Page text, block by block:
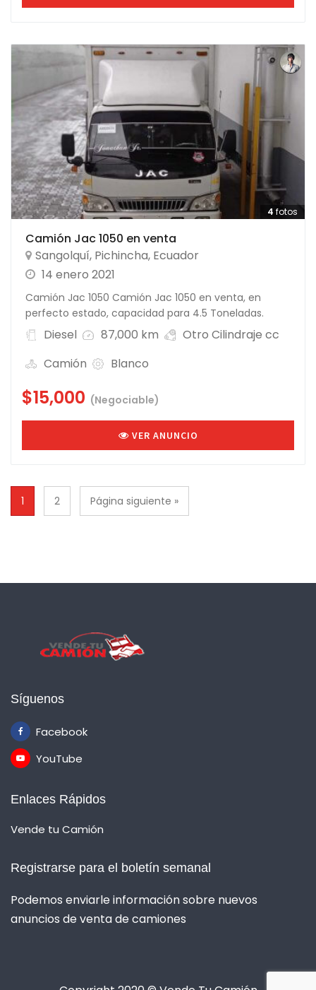
4 fotos
Camión Jac 1050 en venta
Sangolquí, Pichincha, Ecuador
14 enero 2021
Camión Jac 1050 Camión Jac 1050 en venta, en
perfecto estado, capacidad para 4.5 Toneladas.
Diesel 87,000 km
Otro Cilindraje cc
Camión
Blanco
$15,000 (Negociable)
VER ANUNCIO
1 2 Página siguiente »
Síguenos
Facebook
YouTube
Enlaces Rápidos
Vende tu Camión
Registrarse para el boletín semanal
Podemos enviarle información sobre nuevos
anuncios de venta de camiones